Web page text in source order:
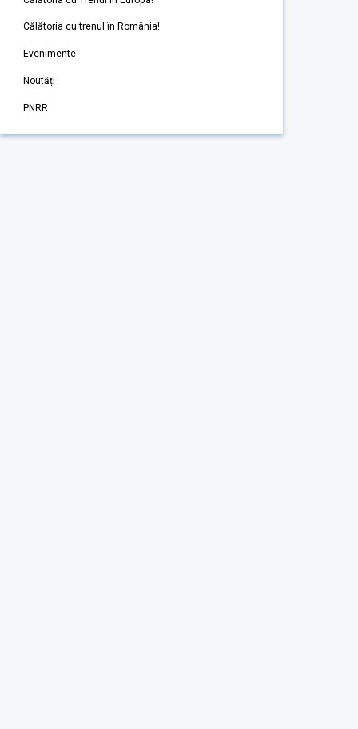
Călătoria cu trenul în România!
Evenimente
Noutăți
PNRR